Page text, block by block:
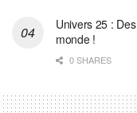
Univers 25 :
monde !
0 SHARES